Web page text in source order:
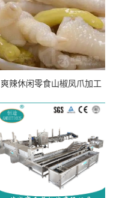
爽辣休闲零食山椒凤爪加工
流水线）